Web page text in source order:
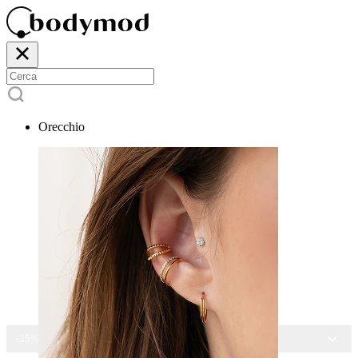
Orecchio
-15% SU TUTTI I GIOIELLI